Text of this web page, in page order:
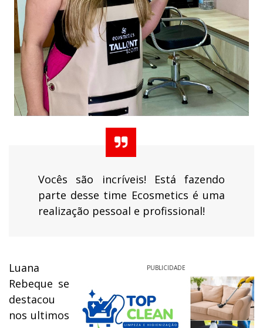
Vocês são incríveis! Está fazendo
parte desse time Ecosmetics é uma
realização pessoal e profissional!
PUBLICIDADE
Luana
Rebeque se
destacou
nos ultimos